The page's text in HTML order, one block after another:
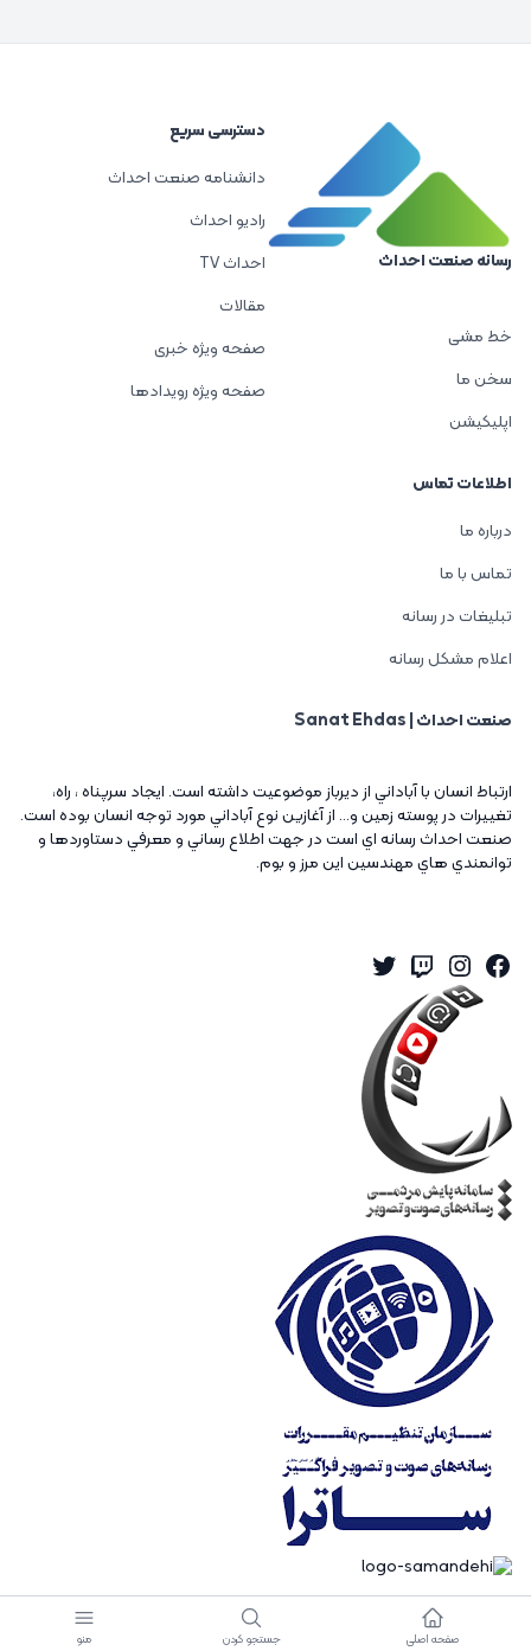
صفحه اصلی جستجو کردن منو
رسانه صنعت احداث
خط مشی
سخن ما
اپلیکیشن
دسترسی سریع
دانشنامه صنعت احداث
رادیو احداث
احداث TV
مقالات
صفحه ویژه خبری
صفحه ویژه رویدادها
اطلاعات تماس
درباره ما
تماس با ما
تبلیغات در رسانه
اعلام مشکل رسانه
صنعت احداث | Sanat Ehdas
ارتباط انسان با آباداني از ديرباز موضوعيت داشته است. ايجاد سرپناه ، راه،
تغييرات در پوسته زمين و... از آغازين نوع آباداني مورد توجه انسان بوده است.
صنعت احداث رسانه اي است در جهت اطلاع رساني و معرفي دستاوردها و
توانمندي هاي مهندسين اين مرز و بوم.
Facebook
Instagram
Twitch
Twitter